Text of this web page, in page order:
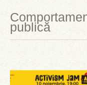
publică